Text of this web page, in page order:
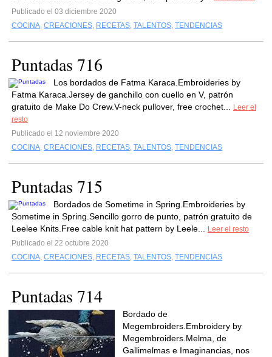
Publicado el 03 diciembre 2020
COCINA, CREACIONES, RECETAS, TALENTOS, TENDENCIAS
Puntadas 716
Los bordados de Fatma Karaca.Embroideries by
Fatma Karaca.Jersey de ganchillo con cuello en V, patrón
gratuito de Make Do Crew.V-neck pullover, free crochet...
Leer el
resto
Publicado el 12 noviembre 2020
COCINA, CREACIONES, RECETAS, TALENTOS, TENDENCIAS
Puntadas 715
Bordados de Sometime in Spring.Embroideries by
Sometime in Spring.Sencillo gorro de punto, patrón gratuito de
Leelee Knits.Free cable knit hat pattern by Leele...
Leer el resto
Publicado el 22 octubre 2020
COCINA, CREACIONES, RECETAS, TALENTOS, TENDENCIAS
Puntadas 714
Bordado de
Megembroiders.Embroidery by
Megembroiders.Melma, de
Gallimelmas e Imaginancias, nos